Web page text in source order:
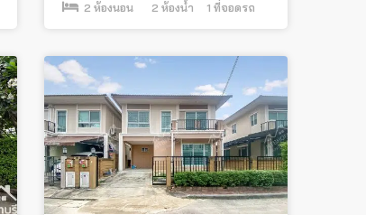
2 ห้องนอน 2 ห้องน้ำ 1 ที่จอดรถ